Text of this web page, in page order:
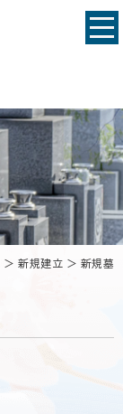
＞ 新規建立 ＞ 新規墓